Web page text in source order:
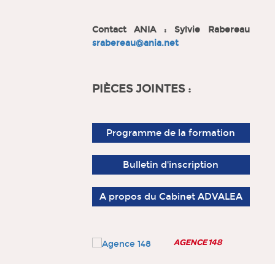
Contact ANIA : Sylvie Rabereau
srabereau@ania.net
PIÈCES JOINTES :
Programme de la formation
Bulletin d'inscription
A propos du Cabinet ADVALEA
AGENCE 148